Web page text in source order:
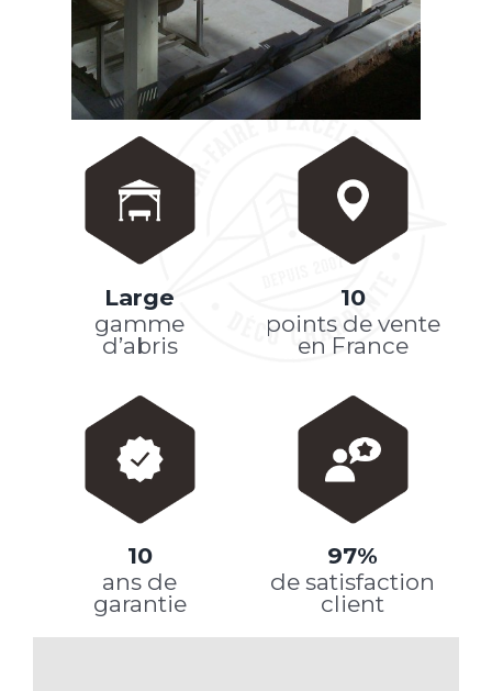
Large
gamme
d’abris
10
points de vente
en France
10
ans de
garantie
97%
de satisfaction
client